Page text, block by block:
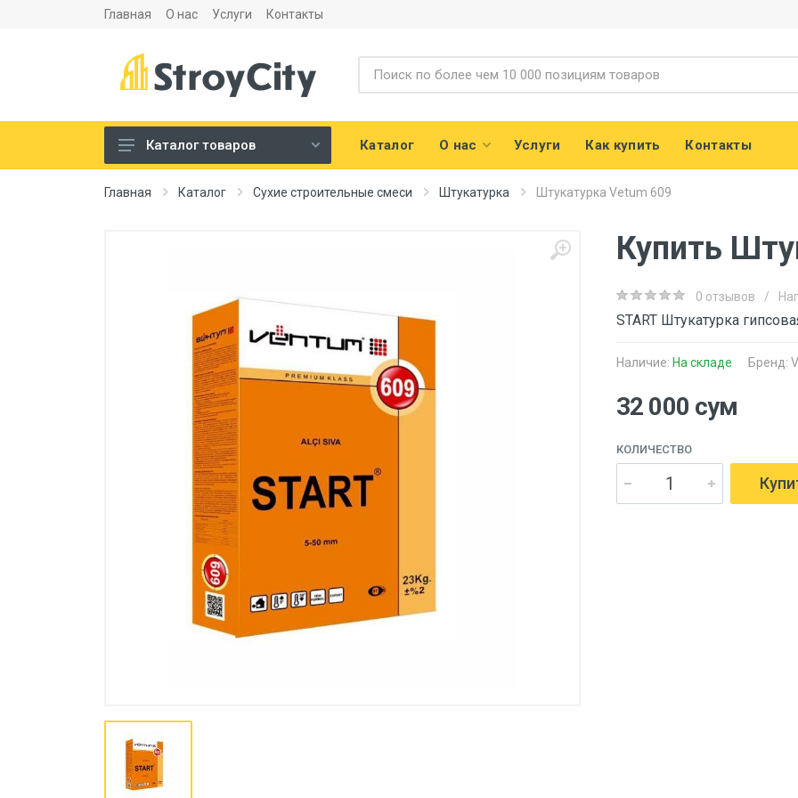
Главная О нас Услуги Контакты
Листовые материалы и
аксессуары
Напольные покрытия
Лакокрасочная продукция
Пена, Клей, Герметики
Инструменты
Каталог товаров Каталог О нас Услуги Как купить Контакты
Главная Каталог Сухие строительные смеси Штукатурка Штукатурка Vetum 609
Купить
0 отзывов /
START Штукатурка
Наличие: На складе Бренд:
32 000 сум
КОЛИЧЕСТВО